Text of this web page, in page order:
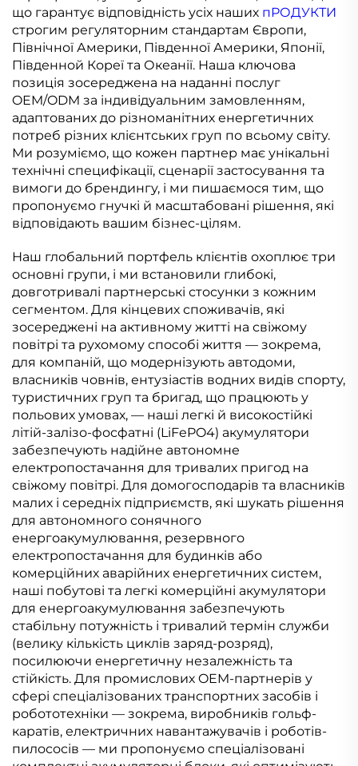
що гарантує відповідність усіх наших пРОДУКТИ
строгим регуляторним стандартам Європи,
Північної Америки, Південної Америки, Японії,
Південной Кореї та Океанії. Наша ключова
позиція зосереджена на наданні послуг
OEM/ODM за індивідуальним замовленням,
адаптованих до різноманітних енергетичних
потреб різних клієнтських груп по всьому світу.
Ми розуміємо, що кожен партнер має унікальні
технічні специфікації, сценарії застосування та
вимоги до брендингу, і ми пишаємося тим, що
пропонуємо гнучкі й масштабовані рішення, які
відповідають вашим бізнес-цілям.
Наш глобальний портфель клієнтів охоплює три
основні групи, і ми встановили глибокі,
довготривалі партнерські стосунки з кожним
сегментом. Для кінцевих споживачів, які
зосереджені на активному житті на свіжому
повітрі та рухомому способі життя — зокрема,
для компаній, що модернізують автодоми,
власників човнів, ентузіастів водних видів спорту,
туристичних груп та бригад, що працюють у
польових умовах, — наші легкі й високостійкі
літій-залізо-фосфатні (LiFePO4) акумулятори
забезпечують надійне автономне
електропостачання для тривалих пригод на
свіжому повітрі. Для домогосподарів та власників
малих і середніх підприємств, які шукать рішення
для автономного сонячного
енергоакумулювання, резервного
електропостачання для будинків або
комерційних аварійних енергетичних систем,
наші побутові та легкі комерційні акумулятори
для енергоакумулювання забезпечують
стабільну потужність і тривалий термін служби
(велику кількість циклів заряд-розряд),
посилюючи енергетичну незалежність та
стійкість. Для промислових OEM-партнерів у
сфері спеціалізованих транспортних засобів і
робототехніки — зокрема, виробників гольф-
каратів, електричних навантажувачів і роботів-
пилососів — ми пропонуємо спеціалізовані